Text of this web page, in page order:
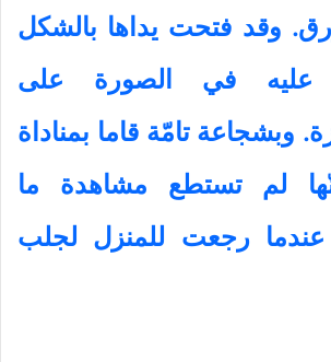
وقد فتحت يداها بالشكل
عليه في الصورة على
وبشجاعة تامّة قاما بمناداة
لم تستطع مشاهدة ما
رجعت للمنزل لجلب